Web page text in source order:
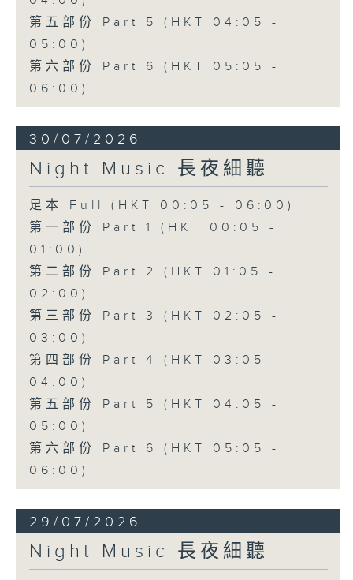
第五部份 Part 5 (HKT 04:05 -
05:00)
第六部份 Part 6 (HKT 05:05 -
06:00)
30/07/2026
Night Music 長夜細聽
足本 Full (HKT 00:05 - 06:00)
第一部份 Part 1 (HKT 00:05 -
01:00)
第二部份 Part 2 (HKT 01:05 -
02:00)
第三部份 Part 3 (HKT 02:05 -
03:00)
第四部份 Part 4 (HKT 03:05 -
04:00)
第五部份 Part 5 (HKT 04:05 -
05:00)
第六部份 Part 6 (HKT 05:05 -
06:00)
29/07/2026
Night Music 長夜細聽